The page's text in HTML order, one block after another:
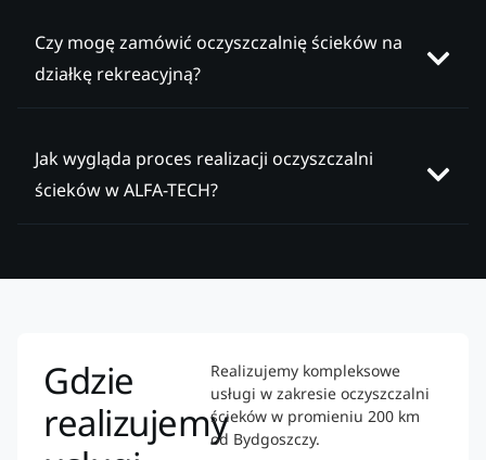
Czy mogę zamówić oczyszczalnię ścieków na
działkę rekreacyjną?
Jak wygląda proces realizacji oczyszczalni
ścieków w ALFA-TECH?
Gdzie
realizujemy
Realizujemy kompleksowe
usługi w zakresie oczyszczalni
ścieków w promieniu 200 km
od Bydgoszczy.